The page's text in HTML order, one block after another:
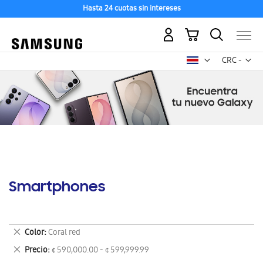
Hasta 24 cuotas sin intereses
CRC -
colón
Mi carrito
Smartphones
Color Coral red
Eliminar
este
artículo
Precio ¢ 590,000.00 - ¢ 599,999.99
Eliminar